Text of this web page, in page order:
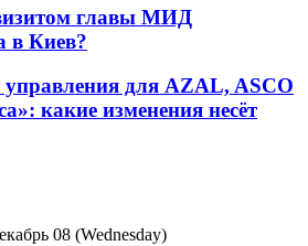
главы МИД
в Киев?
для AZAL, ASCO
какие изменения несёт
08 (Wednesday)